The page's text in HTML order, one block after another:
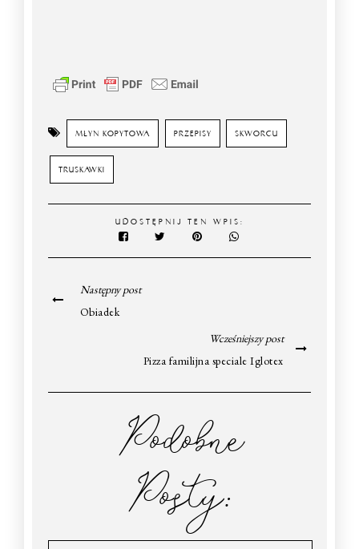
MŁYN KOPYTOWA PRZEPISY SKWORCU
TRUSKAWKI
UDOSTĘPNIJ TEN WPIS:
Następny post
Obiadek
Wcześniejszy post
Pizza familijna speciale Iglotex
Podobne
Posty: